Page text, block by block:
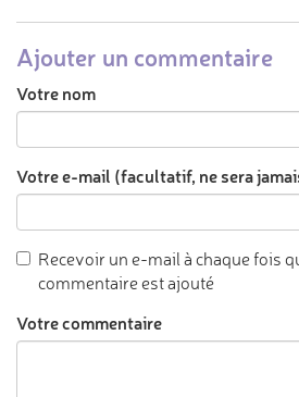
Ajouter un commentaire
Votre nom
Votre e-mail (facultatif, ne sera
Recevoir un e-mail à chaque fois
commentaire est ajouté
Votre commentaire